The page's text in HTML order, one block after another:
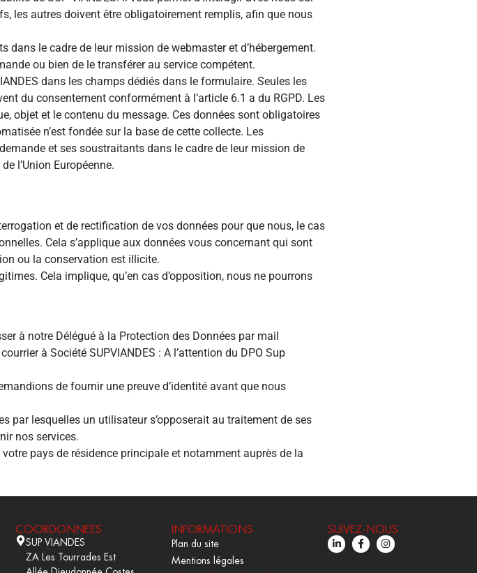
les autres doivent être obligatoirement remplis, afin que nous
le cadre de leur mission de webmaster et d’hébergement.
ou bien de le transférer au service compétent.
dans les champs dédiés dans le formulaire. Seules les
du consentement conformément à l’article 6.1 a du RGPD. Les
objet et le contenu du message. Ces données sont obligatoires
n’est fondée sur la base de cette collecte. Les
et ses soustraitants dans le cadre de leur mission de
l’Union Européenne.
et de rectification de vos données pour que nous, le cas
Cela s’applique aux données vous concernant qui sont
ou la conservation est illicite.
Cela implique, qu’en cas d’opposition, nous ne pourrons
à notre Délégué à la Protection des Données par mail
à Société SUPVIANDES : A l’attention du DPO Sup
de fournir une preuve d’identité avant que nous
par lesquelles un utilisateur s’opposerait au traitement de ses
nos services.
pays de résidence principale et notamment auprès de la
COORDONNEES
SUP VIANDES
ZA Les Tourrades Est
INFORMATIONS
Plan du site
Mentions légales
SUIVEZ-NOUS